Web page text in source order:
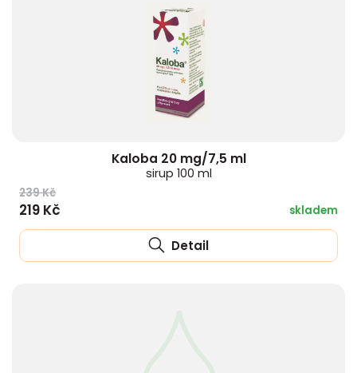
Kaloba 20 mg/7,5 ml
sirup 100 ml
239 Kč
219 Kč skladem
Detail